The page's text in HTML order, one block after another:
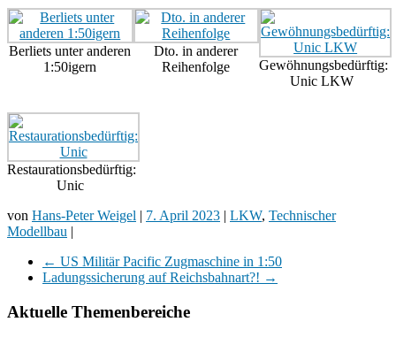
Berliets unter anderen
1:50igern
Dto. in anderer
Reihenfolge
Gewöhnungsbedürftig:
Unic LKW
Restaurationsbedürftig:
Unic
von Hans-Peter Weigel | 7. April 2023 | LKW, Technischer
Modellbau |
← US Militär Pacific Zugmaschine in 1:50
Ladungssicherung auf Reichsbahnart?! →
Aktuelle Themenbereiche